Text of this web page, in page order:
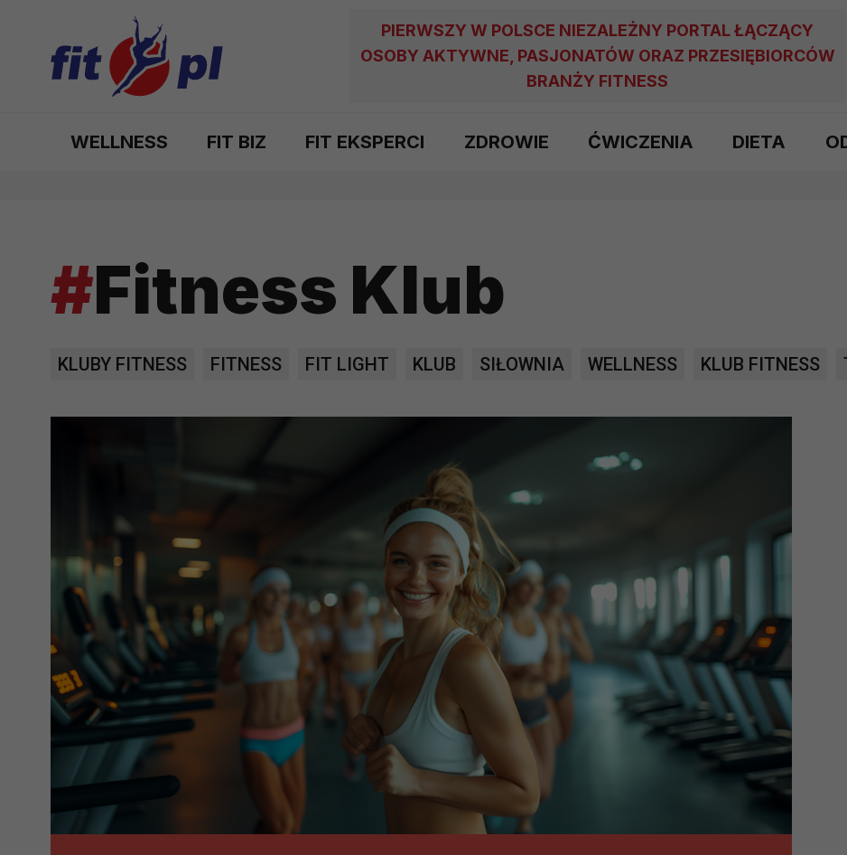
PIERWSZY W POLSCE NIEZALEŻNY PORTAL ŁĄCZĄCY
OSOBY AKTYWNE, PASJONATÓW ORAZ PRZESIĘBIORCÓW
BRANŻY FITNESS
WELLNESS FIT BIZ FIT EKSPERCI ZDROWIE ĆWICZENIA DIETA
#Fitness Klub
KLUBY FITNESS FITNESS FIT LIGHT KLUB SIŁOWNIA WELLNESS KLUB FITNESS